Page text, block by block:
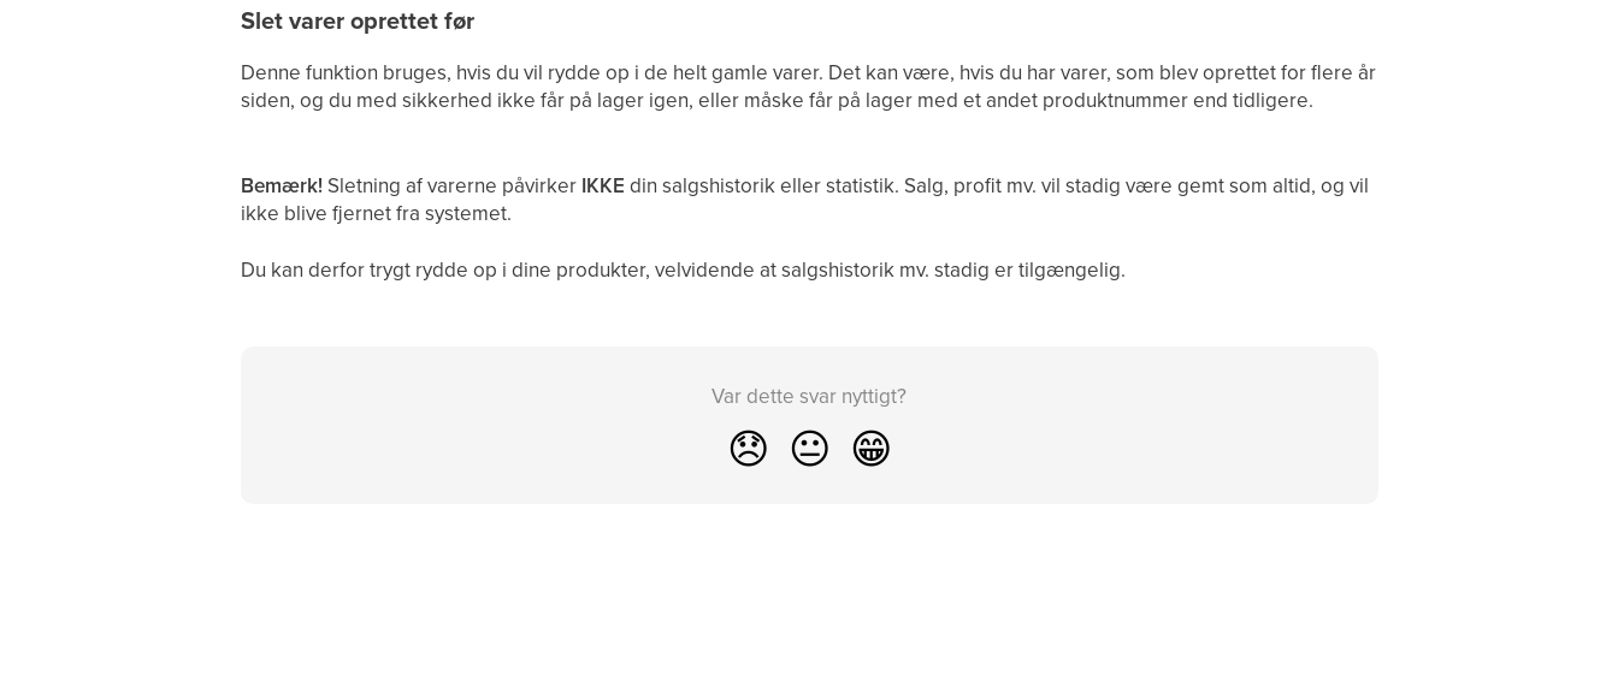
Slet varer oprettet før
Denne funktion bruges, hvis du vil rydde op i de helt gamle varer. Det kan være, hvis du har varer, som blev oprettet for flere år
siden, og du med sikkerhed ikke får på lager igen, eller måske får på lager med et andet produktnummer end tidligere.
Bemærk!Sletning af varerne påvirker IKKE din salgshistorik eller statistik. Salg, profit mv. vil stadig være gemt som altid, og vil
ikke blive fjernet fra systemet.
Du kan derfor trygt rydde op i dine produkter, velvidende at salgshistorik mv. stadig er tilgængelig.
Var dette svar nyttigt?
😞 😐 😁